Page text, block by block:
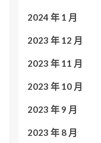
2024 年 1 月
2023 年 12 月
2023 年 11 月
2023 年 10 月
2023 年 9 月
2023 年 8 月